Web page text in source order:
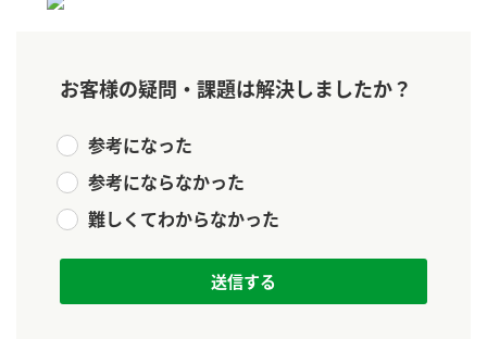
クイック調味料 レモン果汁
ふりかけ
炊き込みご飯の素
商品ブランドサイト
くらしプラ酢
お酢ドリンク
味ぽん
ぽん酢
国内事業概要
ミツカングループについて
企業理念
ミツカンの歴史
ミツカンを知る
お客様の疑問・課題は解決しましたか？
参考になった
参考にならなかった
難しくてわからなかった